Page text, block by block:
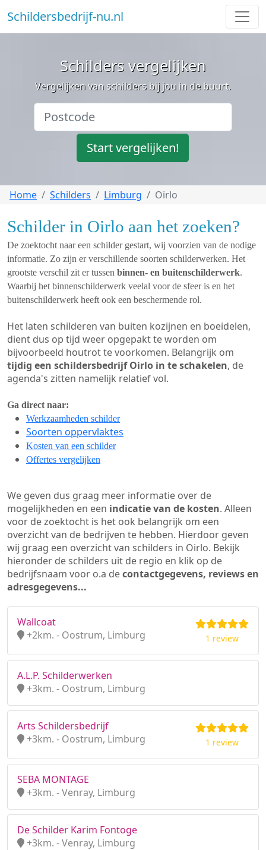
Schildersbedrijf-nu.nl
Schilders vergelijken
Vergelijken van schilders bij jou in de buurt.
Start vergelijken!
Home Schilders Limburg Oirlo
Schilder in Oirlo aan het zoeken?
De zoektocht naar een schilder gestart, wij voorzien van de nodige
informatie. Zo zijn er verschillende soorten schilderwerken. Het
grootste verschil zit er tussen binnen- en buitenschilderwerk.
Waarbij het binnenschilderwerk veelal voor de sfeer is en het
buitenschilderwerk heeft ook een beschermende rol.
Het laten schilderen van buiten kozijnen en boeidelen,
dient dus op tijd weer opgepakt te worden om
bijvoorbeeld houtrot te voorkomen. Belangrijk om
tijdig een schildersbedrijf Oirlo in te schakelen, de
agenda's zitten namelijk relatief vol.
Ga direct naar:
Werkzaamheden schilder
Soorten oppervlaktes
Kosten van een schilder
Offertes vergelijken
We geven dus graag meer informatie over de
mogelijkheden en een indicatie van de kosten. Alleen
voor de zoektocht is het ook belangrijk om een
overzicht van de bedrijven te hebben. Hierdoor geven
wij graag een overzicht van schilders in Oirlo. Bekijk
hieronder de schilders uit de regio en klik op de
bedrijfsnaam voor o.a decontactgegevens, reviews en
adresgegevens...
Wallcoat
+2km. - Oostrum, Limburg
1 review
A.L.P. Schilderwerken
+3km. - Oostrum, Limburg
Arts Schildersbedrijf
+3km. - Oostrum, Limburg
1 review
SEBA MONTAGE
+3km. - Venray, Limburg
De Schilder Karim Fontoge
+3km. - Venray, Limburg